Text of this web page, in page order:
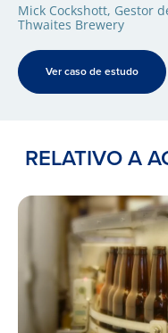
Mick Cockshott, Gestor
Thwaites Brewery
Ver caso de estudo
RELATIVO A